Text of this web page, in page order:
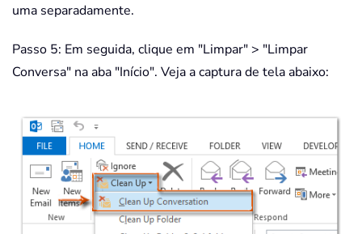
uma separadamente.
Passo 5: Em seguida, clique em "Limpar" > "Limpar
Conversa" na aba "Início". Veja a captura de tela abaixo: